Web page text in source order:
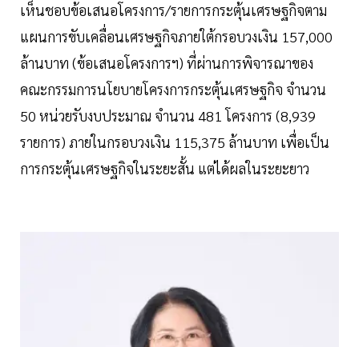
เห็นชอบข้อเสนอโครงการ/รายการกระตุ้นเศรษฐกิจตาม
แผนการขับเคลื่อนเศรษฐกิจภายใต้กรอบวงเงิน 157,000
ล้านบาท (ข้อเสนอโครงการฯ) ที่ผ่านการพิจารณาของ
คณะกรรมการนโยบายโครงการกระตุ้นเศรษฐกิจ จำนวน
50 หน่วยรับงบประมาณ จำนวน 481 โครงการ (8,939
รายการ) ภายในกรอบวงเงิน 115,375 ล้านบาท เพื่อเป็น
การกระตุ้นเศรษฐกิจในระยะสั้น แต่ได้ผลในระยะยาว